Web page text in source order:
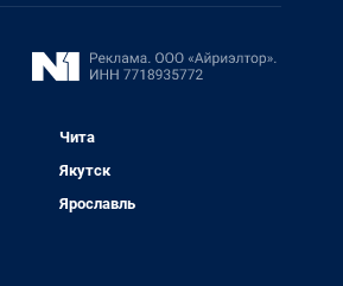
Чита
Якутск
Ярославль